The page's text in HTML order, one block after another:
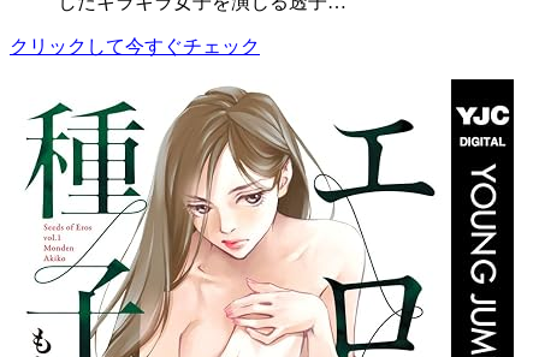
クリックして今すぐチェック